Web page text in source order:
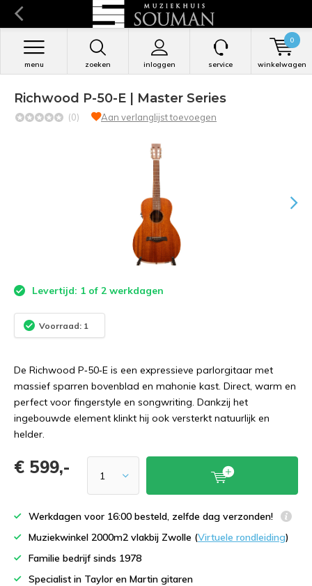
zoeken inloggen
menu service winkelwagen
0
Richwood P-50-E | Master Series
(0) Aan verlanglijst toevoegen
Levertijd: 1 of 2 werkdagen
Voorraad: 1
De Richwood P‑50‑E is een expressieve parlorgitaar met
massief sparren bovenblad en mahonie kast. Direct, warm en
perfect voor fingerstyle en songwriting. Dankzij het
ingebouwde element klinkt hij ook versterkt natuurlijk en
helder.
€ 599,-
Werkdagen voor 16:00 besteld, zelfde dag verzonden!
Muziekwinkel 2000m2 vlakbij Zwolle (Virtuele rondleiding)
Familie bedrijf sinds 1978
Specialist in Taylor en Martin gitaren